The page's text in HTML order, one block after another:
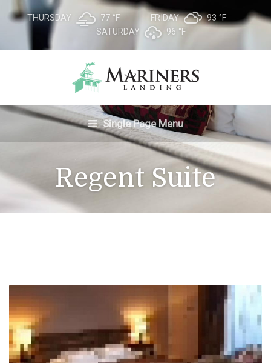
THURSDAY 77 °F FRIDAY 93 °F
SATURDAY
96 °F
Single Page Menu
Regent Suite